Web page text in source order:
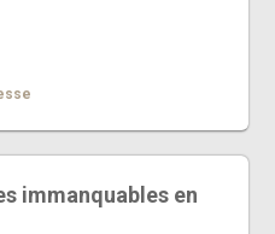
immanquables en